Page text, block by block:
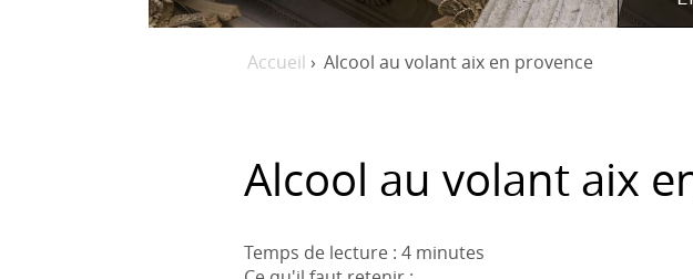
Accueil › Alcool au volant aix en provence
Alcool au volant aix
Temps de lecture : 4 minutes